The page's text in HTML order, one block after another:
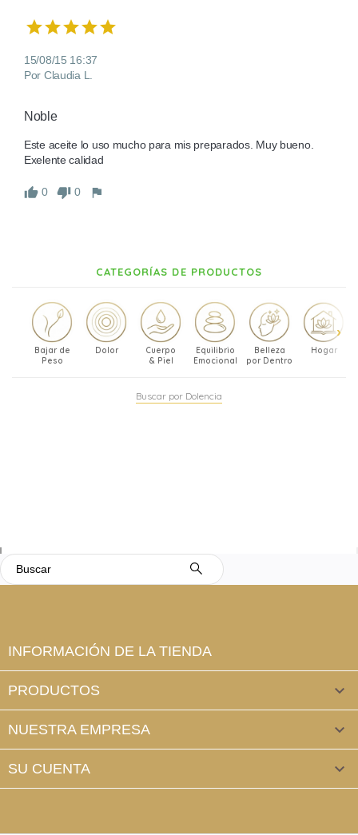
15/08/15 16:37
Por Claudia L.
Noble
Este aceite lo uso mucho para mis preparados. Muy bueno.
Exelente calidad
0 0
CATEGORÍAS DE PRODUCTOS
Bajar de
Peso
Dolor
Cuerpo
& Piel
Equilibrio
Emocional
Belleza
por Dentro
Hogar
Buscar por Dolencia
INFORMACIÓN DE LA TIENDA
PRODUCTOS 
NUESTRA EMPRESA 
SU CUENTA 